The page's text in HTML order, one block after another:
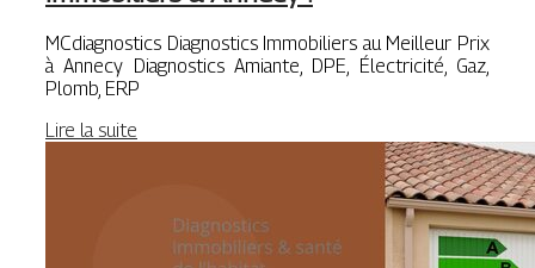
MCdiagnostics Diagnostics Immobiliers au Meilleur Prix
à Annecy Diagnostics Amiante, DPE, Électricité, Gaz,
Plomb, ERP
Lire la suite